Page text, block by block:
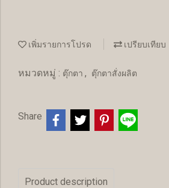
เพิ่มรายการโปรด เปรียบเทียบ
หมวดหมู่ : ตุ๊กตา , ตุ๊กตาสั่งผลิต
Share
Product description